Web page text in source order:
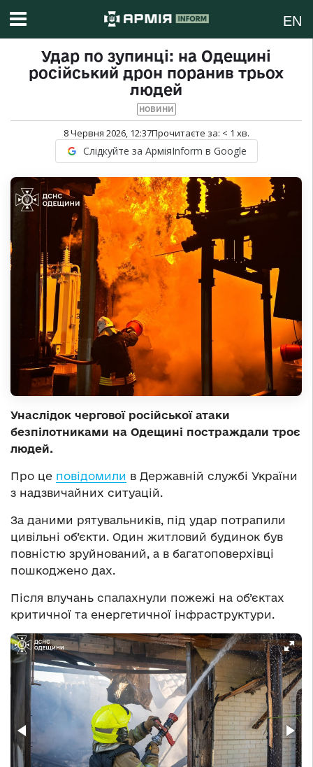
EN
Удар по зупинці: на Одещині
російський дрон поранив трьох
людей
НОВИНИ
8 Червня 2026, 12:37Прочитаєте за: < 1 хв.
Слідкуйте за АрміяInform в Google
Унаслідок чергової російської атаки
безпілотниками на Одещині постраждали троє
людей.
Про це повідомили в Державній службі України
з надзвичайних ситуацій.
За даними рятувальників, під удар потрапили
цивільні об’єкти. Один житловий будинок був
повністю зруйнований, а в багатоповерхівці
пошкоджено дах.
Після влучань спалахнули пожежі на об’єктах
критичної та енергетичної інфраструктури.